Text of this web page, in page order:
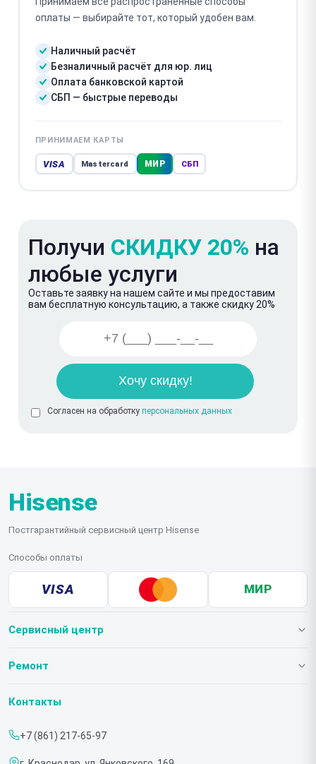
оплаты — выбирайте тот, который удобен вам.
Наличный расчёт
Безналичный расчёт для юр. лиц
Оплата банковской картой
СБП — быстрые переводы
ПРИНИМАЕМ КАРТЫ
VISA Mastercard МИР СБП
Получи СКИДКУ 20% на
любые услуги
Оставьте заявку на нашем сайте и мы предоставим
вам бесплатную консультацию, а также скидку 20%
Согласен на обработку персональных данных
Hisense
Постгарантийный сервисный центр Hisense
Способы оплаты
VISA МИР
Сервисный центр
О нашем сервисе
Срочный ремонт
Ремонт
Телевизоров
Контакты
+7 (861) 217-65-97